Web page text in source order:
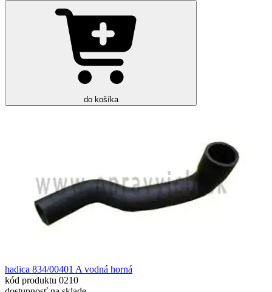
do košíka
hadica 834/00401 A vodná horná
kód produktu 0210